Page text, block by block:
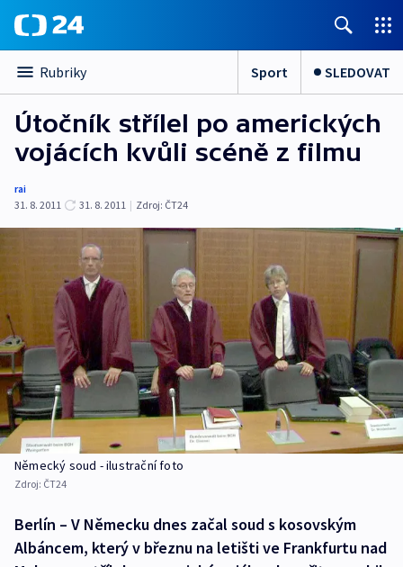
Rubriky Sport SLEDOVAT
Útočník střílel po amerických
vojácích kvůli scéně z filmu
rai
31. 8. 2011
31. 8. 2011 | Zdroj: ČT24
Německý soud - ilustrační foto
Zdroj: ČT24
Berlín – V Německu dnes začal soud s kosovským
Albáncem, který v březnu na letišti ve Frankfurtu nad